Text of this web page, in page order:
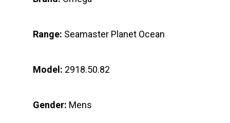
Range: Seamaster Planet Ocean
Model: 2918.50.82
Gender: Mens